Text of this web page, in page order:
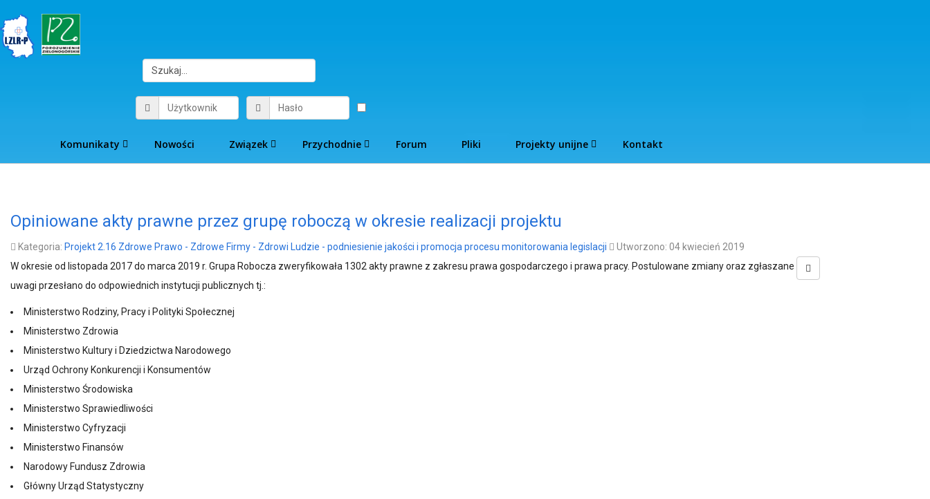
Komunikaty Nowości Związek Przychodnie Forum Pliki Projekty unijne Kontakt
Opiniowane akty prawne przez grupę roboczą w okresie realizacji projektu
Kategoria: Projekt 2.16 Zdrowe Prawo - Zdrowe Firmy - Zdrowi Ludzie - podniesienie jakości i promocja procesu monitorowania legislacji
Utworzono: 04 kwiecień 2019
W okresie od listopada 2017 do marca 2019 r. Grupa Robocza zweryfikowała 1302 akty prawne z zakresu prawa gospodarczego i prawa pracy. Postulowane zmiany oraz zgłaszane
uwagi przesłano do odpowiednich instytucji publicznych tj.:
Ministerstwo Rodziny, Pracy i Polityki Społecznej
Ministerstwo Zdrowia
Ministerstwo Kultury i Dziedzictwa Narodowego
Urząd Ochrony Konkurencji i Konsumentów
Ministerstwo Środowiska
Ministerstwo Sprawiedliwości
Ministerstwo Cyfryzacji
Ministerstwo Finansów
Narodowy Fundusz Zdrowia
Główny Urząd Statystyczny